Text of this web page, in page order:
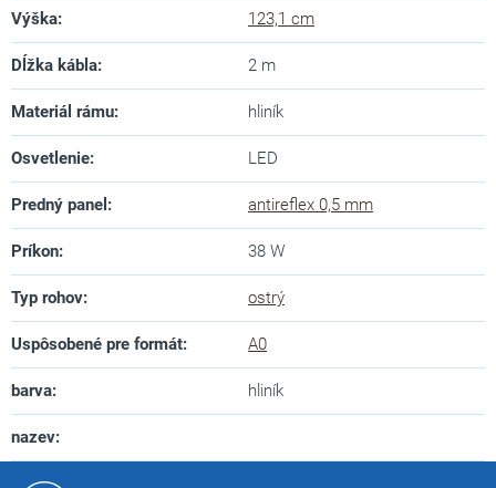
Výška: 123,1 cm
Dĺžka kábla: 2 m
Materiál rámu: hliník
Osvetlenie: LED
Predný panel : antireflex 0,5 mm
Príkon: 38 W
Typ rohov: ostrý
Uspôsobené pre formát: A0
barva: hliník
nazev: